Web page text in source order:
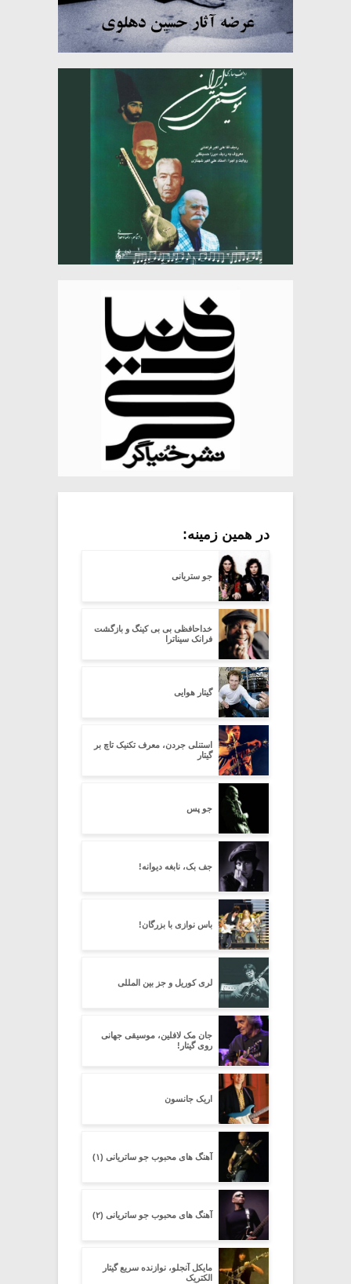
در همین زمینه:
جو ستریانی
خداحافظی بی بی کینگ و بازگشت
فرانک سیناترا
گیتار هوایی
استنلی جردن، معرف تکنیک تاچ بر
گیتار
جو پس
جف بک، نابغه دیوانه!
باس نوازی با بزرگان!
لری کوریل و جز بین المللی
جان مک لافلین، موسیقی جهانی
روی گیتار!
اریک جانسون
آهنگ های محبوب جو ساتریانی (۱)
آهنگ های محبوب جو ساتریانی (۲)
مایکل آنجلو، نوازنده سریع گیتار
الکتریک